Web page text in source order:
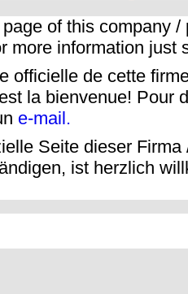
of this company
more information just
officielle de cette
la bienvenue! Pour
e-mail.
Seite dieser
ist herzlich